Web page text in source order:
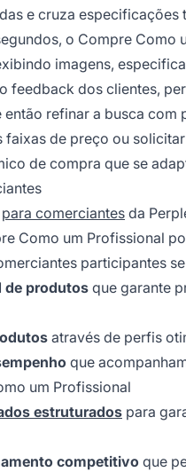
e cruza
o Compre
imagens,
feedback dos clientes,
então refinar a busca
de preço ou
de compra que se
para comerciantes da
Como um Profissional
participantes
de produtos que garante
através de perfis
que
um Profissional
estruturados para
competitivo que